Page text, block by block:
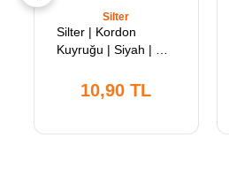
Silter
Silter | Kordon
Kuyruğu | Siyah | Sy
El Ütülerinde
Kullanılır
10,90 TL